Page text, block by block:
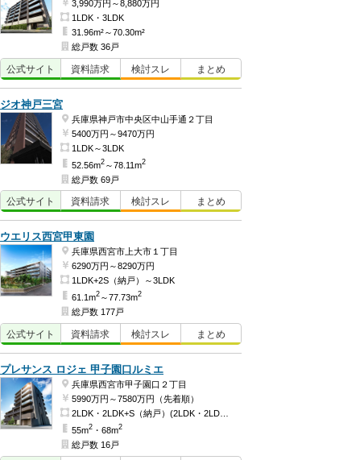
3,990万円～8,880万円
1LDK・3LDK
31.96m²～70.30m²
総戸数 36戸
公式サイト 資料請求 検討スレ まとめ
ジオ神戸三宮
兵庫県神戸市中央区中山手通２丁目
5400万円～9470万円
1LDK～3LDK
52.56m2 ～78.11m2
総戸数 69戸
公式サイト 資料請求 検討スレ まとめ
ウエリス西宮甲東園
兵庫県西宮市上大市１丁目
6290万円～8290万円
1LDK+2S（納戸）～3LDK
61.1m2 ～77.73m2
総戸数 177戸
公式サイト 資料請求 検討スレ まとめ
プレサンス ロジェ 甲子園口ルミエ
兵庫県西宮市甲子園口２丁目
5990万円～7580万円（先着順）
2LDK・2LDK+S（納戸）(2LDK・2LDK+S(納戸))
55m2 ・68m2
総戸数 16戸